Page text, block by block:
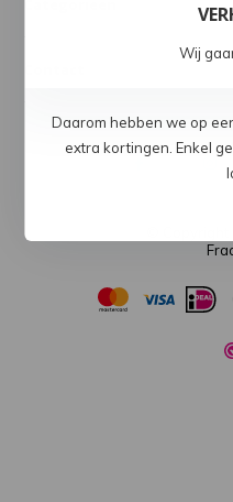
Wij
Daarom hebben we op
extra kortingen. Enkel